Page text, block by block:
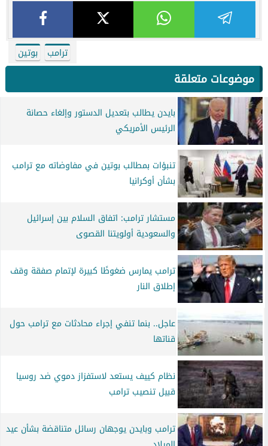
ترامب بوتين
موضوعات متعلقة
بايدن يطالب بتعديل الدستور وإلغاء حصانة
الرئيس الأمريكي
تنبؤات بمطالب بوتين في مفاوضاته مع ترامب
بشأن أوكرانيا
مستشار ترامب: اتفاق السلام بين إسرائيل
والسعودية أولويتنا القصوى
ترامب يمارس ضغوطًا كبيرة لإتمام صفقة وقف
إطلاق النار
عاجل.. بنما تنفي إجراء محادثات مع ترامب حول
قناتها
نظام كييف يستعد لاستفزاز دموي ضد روسيا
قبيل تنصيب ترامب
ترامب وبايدن يوجهان رسائل متناقضة بشأن عيد